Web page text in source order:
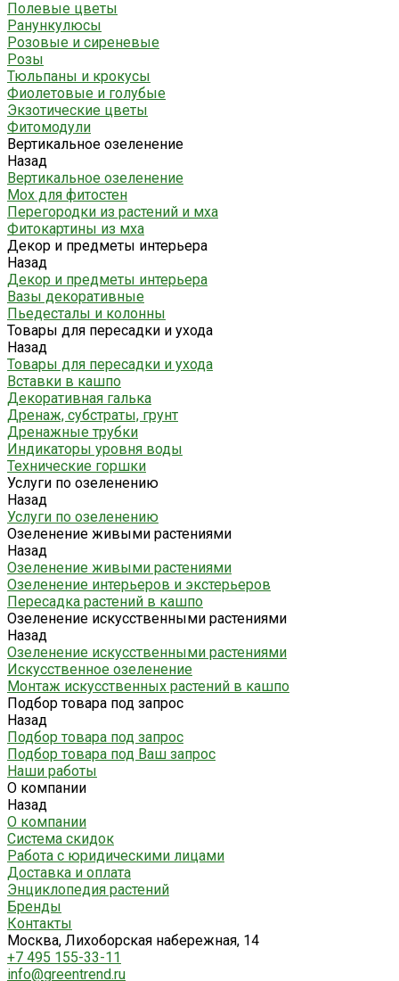
Полевые цветы
Ранункулюсы
Розовые и сиреневые
Розы
Тюльпаны и крокусы
Фиолетовые и голубые
Экзотические цветы
Фитомодули
Вертикальное озеленение
Назад
Вертикальное озеленение
Мох для фитостен
Перегородки из растений и мха
Фитокартины из мха
Декор и предметы интерьера
Назад
Декор и предметы интерьера
Вазы декоративные
Пьедесталы и колонны
Товары для пересадки и ухода
Назад
Товары для пересадки и ухода
Вставки в кашпо
Декоративная галька
Дренаж, субстраты, грунт
Дренажные трубки
Индикаторы уровня воды
Технические горшки
Услуги по озеленению
Назад
Услуги по озеленению
Озеленение живыми растениями
Назад
Озеленение живыми растениями
Озеленение интерьеров и экстерьеров
Пересадка растений в кашпо
Озеленение искусственными растениями
Назад
Озеленение искусственными растениями
Искусственное озеленение
Монтаж искусственных растений в кашпо
Подбор товара под запрос
Назад
Подбор товара под запрос
Подбор товара под Ваш запрос
Наши работы
О компании
Назад
О компании
Система скидок
Работа с юридическими лицами
Доставка и оплата
Энциклопедия растений
Бренды
Контакты
Москва, Лихоборская набережная, 14
+7 495 155-33-11
info@greentrend.ru